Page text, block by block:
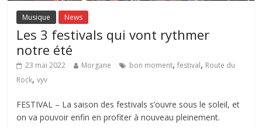
Musique News
Les 3 festivals qui vont rythmer
notre été
23 mai 2022 Morgane bon moment,festival, Route du
Rock,vyv
FESTIVAL – La saison des festivals s’ouvre sous le soleil, et
on va pouvoir enfin en profiter à nouveau pleinement.